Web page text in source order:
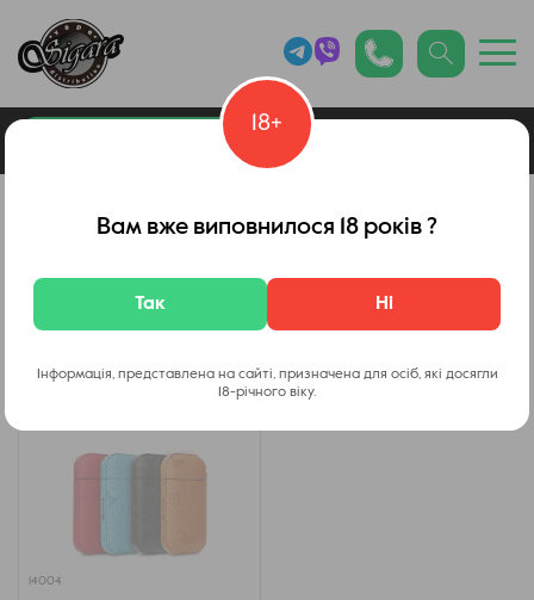
Каталог товарів
Аксесуари
14004
18+
Вам вже виповнилося 18 років ?
Так Ні
Інформація, представлена на сайті, призначена для осіб, які досягли
18-річного віку.